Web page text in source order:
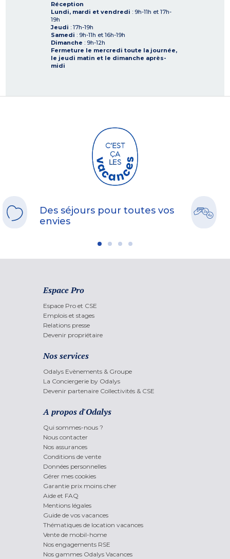
Réception
Lundi, mardi et vendredi : 9h-11h et 17h-
19h
Jeudi : 17h-19h
Samedi : 9h-11h et 16h-19h
Dimanche : 9h-12h
Fermeture le mercredi toute la journée,
le jeudi matin et le dimanche après-
midi
Des séjours pour toutes vos
envies
Espace Pro
Espace Pro et CSE
Emplois et stages
Relations presse
Devenir propriétaire
Nos services
Odalys Evènements & Groupe
La Conciergerie by Odalys
Devenir partenaire Collectivités & CSE
A propos d'Odalys
Qui sommes-nous ?
Nous contacter
Nos assurances
Conditions de vente
Données personnelles
Gérer mes cookies
Garantie prix moins cher
Aide et FAQ
Mentions légales
Guide de vos vacances
Thématiques de location vacances
Vente de mobil-home
Nos engagements RSE
Nos gammes Odalys Vacances